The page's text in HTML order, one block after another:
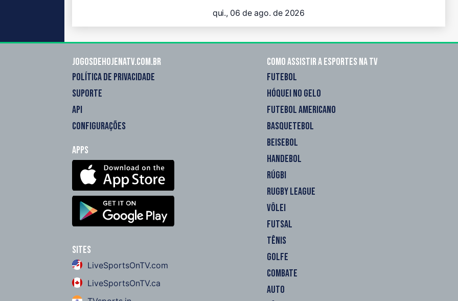
qui., 06 de ago. de 2026
Jogosdehojenatv.com.br
POLÍTICA DE PRIVACIDADE
SUPORTE
API
CONFIGURAÇÕES
Apps
Sites
LiveSportsOnTV.com
LiveSportsOnTV.ca
Como assistir a esportes na TV
FUTEBOL
HÓQUEI NO GELO
FUTEBOL AMERICANO
BASQUETEBOL
BEISEBOL
HANDEBOL
RÚGBI
RUGBY LEAGUE
VÔLEI
FUTSAL
TÊNIS
GOLFE
COMBATE
AUTO